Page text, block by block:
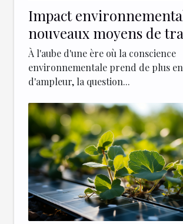
Impact
nouveaux moyens de
urbains
À l'aube d'une ère où la conscience
environnementale prend de plus
d'ampleur, la question...